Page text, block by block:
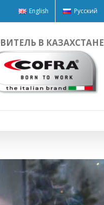
English Русский
В КАЗАХСТАНЕ